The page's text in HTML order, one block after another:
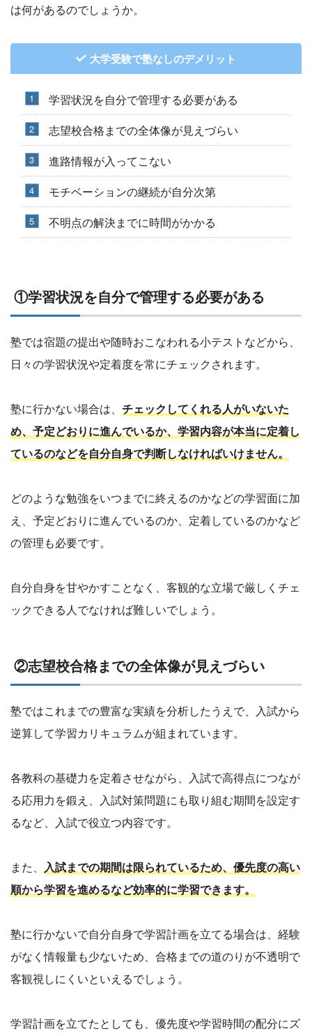
は何があるのでしょうか。
大学受験で塾なしのデメリット
学習状況を自分で管理する必要がある
志望校合格までの全体像が見えづらい
進路情報が入ってこない
モチベーションの継続が自分次第
不明点の解決までに時間がかかる
①学習状況を自分で管理する必要がある
塾では宿題の提出や随時おこなわれる小テストなどから、
日々の学習状況や定着度を常にチェックされます。
塾に行かない場合は、 チェックしてくれる人がいないた
め、予定どおりに進んでいるか、学習内容が本当に定着し
ているのなどを自分自身で判断しなければいけません。
どのような勉強をいつまでに終えるのかなどの学習面に加
え、予定どおりに進んでいるのか、定着しているのかなど
の管理も必要です。
自分自身を甘やかすことなく、客観的な立場で厳しくチェ
ックできる人でなければ難しいでしょう。
②志望校合格までの全体像が見えづらい
塾ではこれまでの豊富な実績を分析したうえで、入試から
逆算して学習カリキュラムが組まれています。
各教科の基礎力を定着させながら、入試で高得点につなが
る応用力を鍛え、入試対策問題にも取り組む期間を設定す
るなど、入試で役立つ内容です。
また、 入試までの期間は限られているため、優先度の高い
順から学習を進めるなど効率的に学習できます。
塾に行かないで自分自身で学習計画を立てる場合は、経験
がなく情報量も少ないため、合格までの道のりが不透明で
客観視しにくいといえるでしょう。
学習計画を立てたとしても、優先度や学習時間の配分にズ